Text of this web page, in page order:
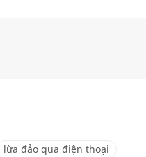
lừa đảo qua điện thoại